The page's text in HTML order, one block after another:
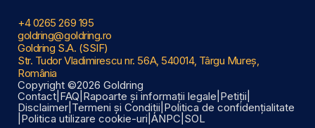
+4 0265 269 195
goldring@goldring.ro
Goldring S.A. (SSIF)
Str. Tudor Vladimirescu nr. 56A, 540014, Târgu Mureș,
România
Copyright ©2026 Goldring
Contact FAQ Rapoarte și informații legale Petiții
Disclaimer Termeni și Condiții Politica de confidențialitate
Politica utilizare cookie-uri ANPC SOL